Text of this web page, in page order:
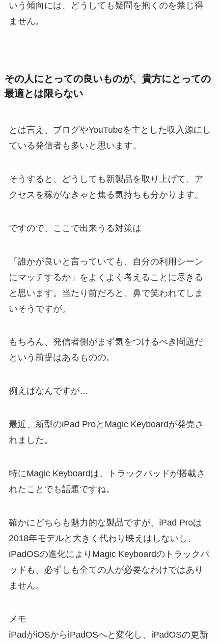
いう傾向には、どうしても疑問を抱くのを禁じ得
ません。
その人にとっての良いものが、貴方にとっての
最適とは限らない
とは言え、ブログやYouTubeを主とした収入源にし
ている発信者も多いと思います。
そうすると、どうしても新製品を取り上げて、ア
クセスを稼がなきゃと焦る気持ちも分かります。
ですので、ここで出来うる対策は
「誰かが良いと言っていても、自分の利用シーン
にマッチするか」をよくよく考えることに尽きる
と思います。当たり前だろと、鼻で笑われてしま
いそうですが。
もちろん、発信者側がまず気をつけるべき問題だ
という前提はあるものの。
例えばなんですが…
最近、新型のiPad ProとMagic Keyboardが発売さ
れました。
特にMagic Keyboardは、トラックパッドが搭載さ
れたことでも話題ですね。
確かにどちらも魅力的な製品ですが、iPad Proは
2018年モデルと大きく代わり映えはしないし、
iPadOSの進化によりMagic Keyboardのトラックパ
ッドも、必ずしも全ての人が必要なわけではあり
ません。
メモ
iPadがiOSからiPadOSへと変化し、iPadOSの更新